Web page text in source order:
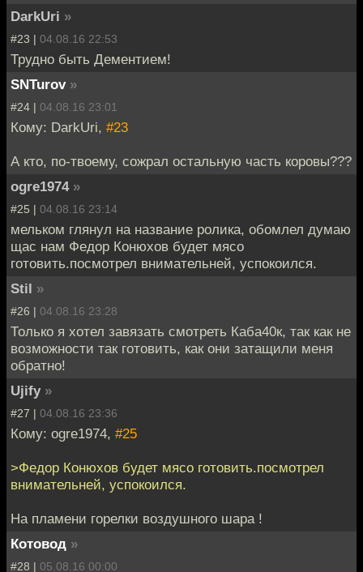
DarkUri »
#23 | 04.08.16 22:53
Трудно быть Дементием!
SNTurov »
#24 | 04.08.16 23:01
Кому: DarkUri, #23
А кто, по-твоему, сожрал остальную часть коровы???
ogre1974 »
#25 | 04.08.16 23:14
мельком глянул на название ролика, обомлел думаю
щас нам Федор Конюхов будет мясо
готовить.посмотрел внимательней, успокоился.
Stil »
#26 | 04.08.16 23:28
Только я хотел завязать смотреть Каба40к, так как не
возможности так готовить, как они затащили меня
обратно!
Ujify »
#27 | 04.08.16 23:36
Кому: ogre1974, #25
>Федор Конюхов будет мясо готовить.посмотрел
внимательней, успокоился.
На пламени горелки воздушного шара !
Котовод »
#28 | 05.08.16 00:00